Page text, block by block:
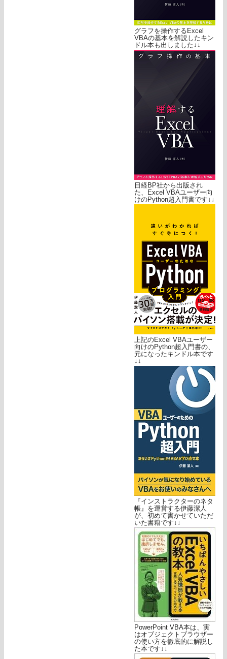
グラフを操作するExcel
VBAの基本を解説したキン
ドル本も出しました↓↓
日経BP社から出版され
た、Excel VBAユーザー向
けのPython超入門書です↓↓
上記のExcel VBAユーザー
向けのPython超入門書の、
元になったキンドル本です
↓↓
『インストラクターのネタ
帳』を運営する伊藤潔人
が、初めて書かせていただ
いた書籍です↓↓
PowerPoint VBA本は、実
はオブジェクトブラウザー
の使い方を徹底的に解説し
た本です↓↓